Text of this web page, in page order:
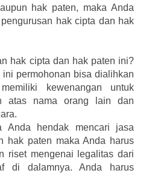
hak paten, maka Anda
hak cipta dan hak
hak cipta dan hak paten ini?
permohonan bisa dialihkan
kewenangan untuk
atas nama orang lain dan
Anda hendak mencari jasa
hak paten maka Anda harus
riset mengenai legalitas dari
di dalamnya. Anda harus